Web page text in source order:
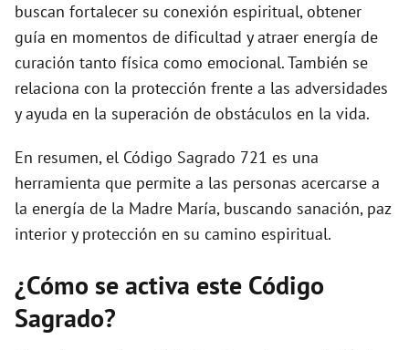
buscan fortalecer su conexión espiritual, obtener
guía en momentos de dificultad y atraer energía de
curación tanto física como emocional. También se
relaciona con la protección frente a las adversidades
y ayuda en la superación de obstáculos en la vida.
En resumen, el Código Sagrado 721 es una
herramienta que permite a las personas acercarse a
la energía de la Madre María, buscando sanación, paz
interior y protección en su camino espiritual.
¿Cómo se activa este Código
Sagrado?